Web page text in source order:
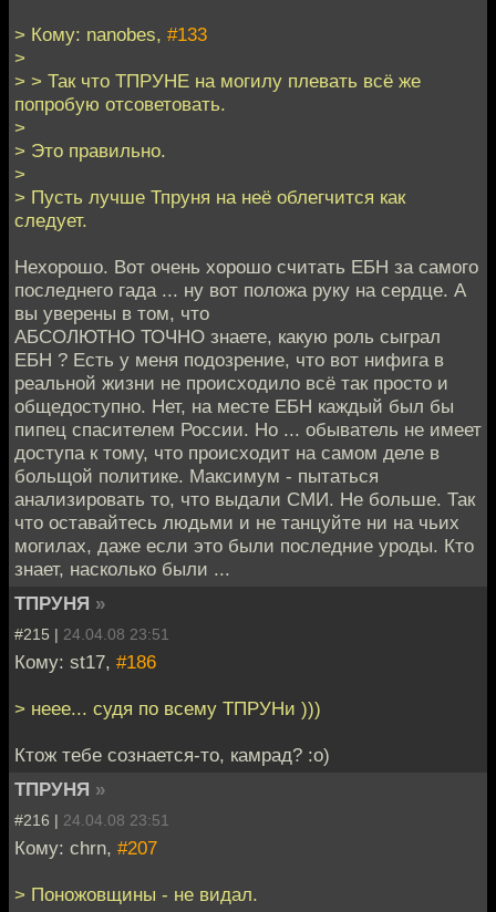
> Кому: nanobes, #133
>
> > Так что ТПРУНЕ на могилу плевать всё же
попробую отсоветовать.
>
> Это правильно.
>
> Пусть лучше Тпруня на неё облегчится как
следует.
Нехорошо. Вот очень хорошо считать ЕБН за самого
последнего гада ... ну вот положа руку на сердце. А
вы уверены в том, что
АБСОЛЮТНО ТОЧНО знаете, какую роль сыграл
ЕБН ? Есть у меня подозрение, что вот нифига в
реальной жизни не происходило всё так просто и
общедоступно. Нет, на месте ЕБН каждый был бы
пипец спасителем России. Но ... обыватель не имеет
доступа к тому, что происходит на самом деле в
больщой политике. Максимум - пытаться
анализировать то, что выдали СМИ. Не больше. Так
что оставайтесь людьми и не танцуйте ни на чьих
могилах, даже если это были последние уроды. Кто
знает, насколько были ...
ТПРУНЯ »
#215 | 24.04.08 23:51
Кому: st17, #186
> неее... судя по всему ТПРУНи )))
Ктож тебе сознается-то, камрад? :о)
ТПРУНЯ »
#216 | 24.04.08 23:51
Кому: chrn, #207
> Поножовщины - не видал.